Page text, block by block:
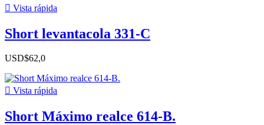
 Vista rápida
Short levantacola 331-C
USD$62,0
 Vista rápida
Short Máximo realce 614-B.